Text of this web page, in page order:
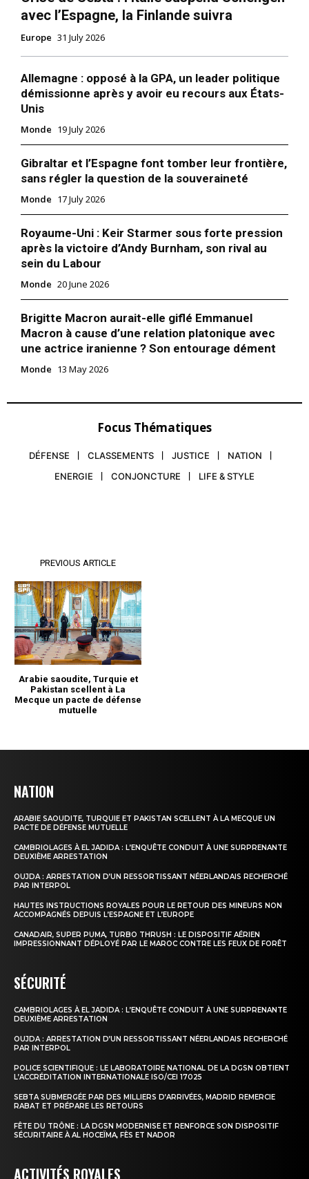
NATION
ARABIE SAOUDITE, TURQUIE ET PAKISTAN SCELLENT À LA MECQUE UN
PACTE DE DÉFENSE MUTUELLE
CAMBRIOLAGES À EL JADIDA : L’ENQUÊTE CONDUIT À UNE SURPRENANTE
DEUXIÈME ARRESTATION
OUJDA : ARRESTATION D’UN RESSORTISSANT NÉERLANDAIS RECHERCHÉ
PAR INTERPOL
HAUTES INSTRUCTIONS ROYALES POUR LE RETOUR DES MINEURS NON
ACCOMPAGNÉS DEPUIS L’ESPAGNE ET L’EUROPE
CANADAIR, SUPER PUMA, TURBO THRUSH : LE DISPOSITIF AÉRIEN
IMPRESSIONNANT DÉPLOYÉ PAR LE MAROC CONTRE LES FEUX DE FORÊT
SÉCURITÉ
CAMBRIOLAGES À EL JADIDA : L’ENQUÊTE CONDUIT À UNE SURPRENANTE
DEUXIÈME ARRESTATION
OUJDA : ARRESTATION D’UN RESSORTISSANT NÉERLANDAIS RECHERCHÉ
PAR INTERPOL
POLICE SCIENTIFIQUE : LE LABORATOIRE NATIONAL DE LA DGSN OBTIENT
L’ACCRÉDITATION INTERNATIONALE ISO/CEI 17025
SEBTA SUBMERGÉE PAR DES MILLIERS D’ARRIVÉES, MADRID REMERCIE
RABAT ET PRÉPARE LES RETOURS
FÊTE DU TRÔNE : LA DGSN MODERNISE ET RENFORCE SON DISPOSITIF
SÉCURITAIRE À AL HOCEÏMA, FÈS ET NADOR
ACTIVITÉS ROYALES